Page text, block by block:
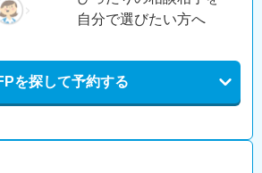
自分で選びたい方へ
を探して予約する